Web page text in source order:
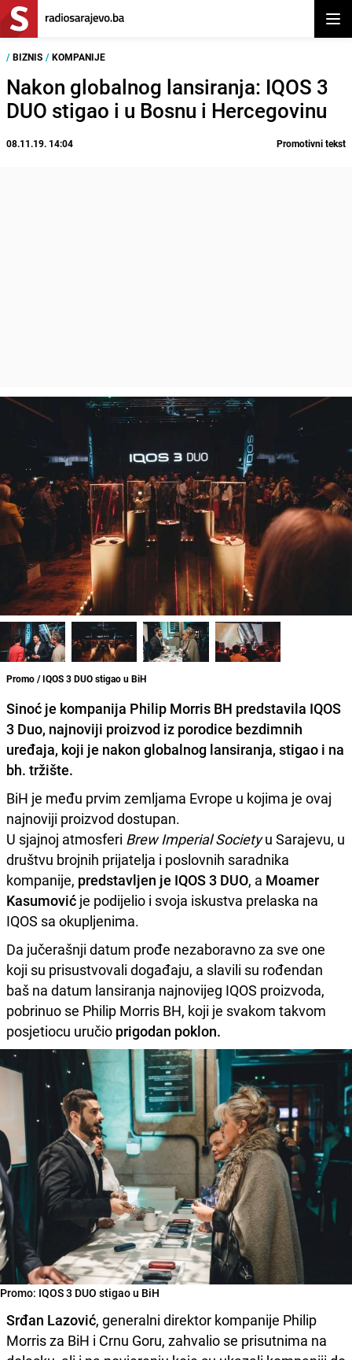
/ BIZNIS / KOMPANIJE
Nakon globalnog lansiranja: IQOS 3
DUO stigao i u Bosnu i Hercegovinu
08.11.19. 14:04 Promotivni tekst
Promo / IQOS 3 DUO stigao u BiH
Sinoć je kompanija Philip Morris BH predstavila IQOS
3 Duo, najnoviji proizvod iz porodice bezdimnih
uređaja, koji je nakon globalnog lansiranja, stigao i na
bh. tržište.
BiH je među prvim zemljama Evrope u kojima je ovaj
najnoviji proizvod dostupan.
U sjajnoj atmosferi Brew Imperial Societyu Sarajevu, u
društvu brojnih prijatelja i poslovnih saradnika
kompanije, predstavljen je IQOS 3 DUO, a Moamer
Kasumović je podijelio i svoja iskustva prelaska na
IQOS sa okupljenima.
Da jučerašnji datum prođe nezaboravno za sve one
koji su prisustvovali događaju, a slavili su rođendan
baš na datum lansiranja najnovijeg IQOS proizvoda,
pobrinuo se Philip Morris BH, koji je svakom takvom
posjetiocu uručio prigodan poklon.
Promo: IQOS 3 DUO stigao u BiH
Srđan Lazović, generalni direktor kompanije Philip
Morris za BiH i Crnu Goru, zahvalio se prisutnima na